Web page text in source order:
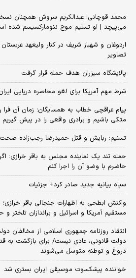
محمد قوچانی: عبدالکریم سروش همچنان
می‌پیچد | او تسلیم موج نئومارکسیسم شده
اردوغان و شهباز شریف در کنار ولیعهد
تصاویر
پالایشگاه سیزران هدف حمله قرار گرفت
شرط مهم آمریکا برای لغو محاصره دریایی
پیام عراقچی خطاب به همسایگان؛ زمان آن
متکی باشیم و برادری واقعی را در پیش گیریم
تسنیم: ربایش و قتل حمیدرضا رجب‌زاده صحت
حمله تند یک نماینده مجلس به باقر خرازی:
حاضرم با وضو آن را اجرا کنم
سپاه بیانیه جدید صادر کرد+ جزئیات
واکنش ابطحی به اظهارات جنجالی باقر
مستقیم آمریکا و اسرائیل و براندازان تلختر
انتقاد روزنامه جمهوری اسلامی از
دولت قانونی، عادی نیست/ برای بازگشت به
دروغ و توطئه متوسل می‌شوند
خواننده پیشکسوت موسیقی ایران بستری شد